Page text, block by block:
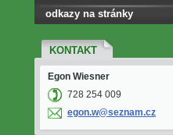
odkazy na stránky
KONTAKT
Egon Wiesner
728 254 009
egon.w@seznam.cz